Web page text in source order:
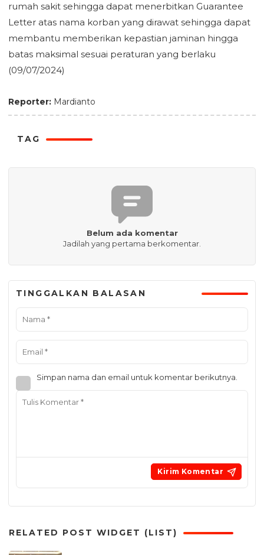
rumah sakit sehingga dapat menerbitkan Guarantee
Letter atas nama korban yang dirawat sehingga dapat
membantu memberikan kepastian jaminan hingga
batas maksimal sesuai peraturan yang berlaku
(09/07/2024)
Reporter: Mardianto
TAG
Belum ada komentar
Jadilah yang pertama berkomentar.
TINGGALKAN BALASAN
Simpan nama dan email untuk komentar berikutnya.
RELATED POST WIDGET (LIST)